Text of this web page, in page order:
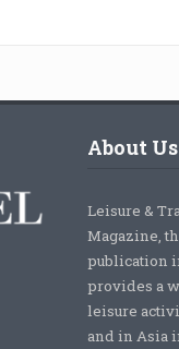
About Us
Leisure &
Magazine,
publication
provides a
leisure
and in Asia